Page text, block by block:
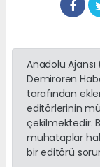
Anadolu Ajansı
Demirören
tarafından
editörlerinin
çekilmektedir.
muhataplar
bir editörü